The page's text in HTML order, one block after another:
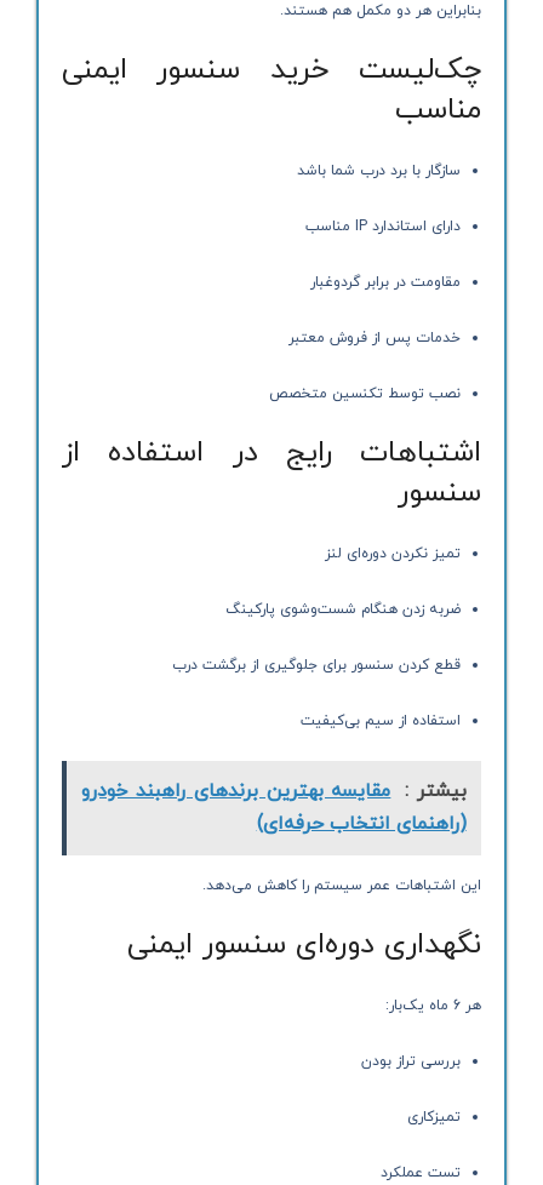
بنابراین هر دو مکمل هم هستند.
چک‌لیست خرید سنسور ایمنی
مناسب
سازگار با برد درب شما باشد
دارای استاندارد IP مناسب
مقاومت در برابر گردوغبار
خدمات پس از فروش معتبر
نصب توسط تکنسین متخصص
اشتباهات رایج در استفاده از
سنسور
تمیز نکردن دوره‌ای لنز
ضربه زدن هنگام شست‌وشوی پارکینگ
قطع کردن سنسور برای جلوگیری از برگشت درب
استفاده از سیم بی‌کیفیت
بیشتر : مقایسه بهترین برندهای راهبند خودرو
(راهنمای انتخاب حرفه‌ای)
این اشتباهات عمر سیستم را کاهش می‌دهد.
نگهداری دوره‌ای سنسور ایمنی
هر 6 ماه یک‌بار:
بررسی تراز بودن
تمیزکاری
تست عملکرد